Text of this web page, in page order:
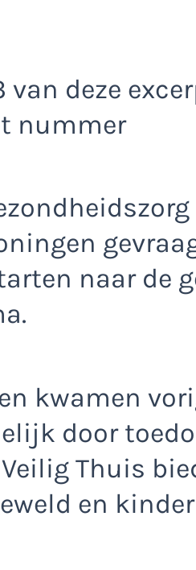
deze
nummer
naar de
kwamen
door
Thuis
en